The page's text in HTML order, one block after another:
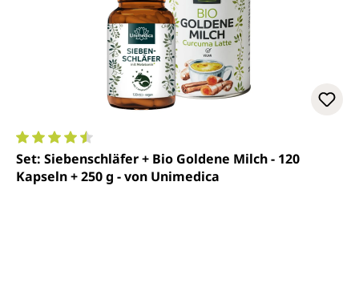
Średnia ocena 4.5 z 5 gwiazdek
Set: Siebenschläfer + Bio Goldene Milch - 120
Kapseln + 250 g - von Unimedica